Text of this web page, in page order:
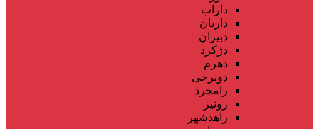
داراب
داریان
دبیران
دژکرد
دهرم
دوبرجی
رامجرد
رونیز
زاهدشهر